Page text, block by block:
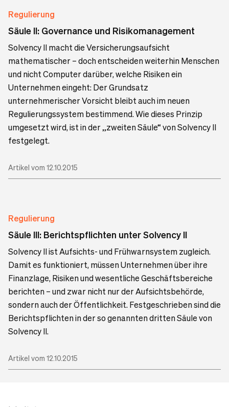
Regulierung
Säule II: Governance und Risikomanagement
Solvency II macht die Versicherungsaufsicht
mathematischer – doch entscheiden weiterhin Menschen
und nicht Computer darüber, welche Risiken ein
Unternehmen eingeht: Der Grundsatz
unternehmerischer Vorsicht bleibt auch im neuen
Regulierungssystem bestimmend. Wie dieses Prinzip
umgesetzt wird, ist in der „zweiten Säule“ von Solvency II
festgelegt.
Artikel vom 12.10.2015
Regulierung
Säule III: Berichtspflichten unter Solvency II
Solvency II ist Aufsichts- und Frühwarnsystem zugleich.
Damit es funktioniert, müssen Unternehmen über ihre
Finanzlage, Risiken und wesentliche Geschäftsbereiche
berichten – und zwar nicht nur der Aufsichtsbehörde,
sondern auch der Öffentlichkeit. Festgeschrieben sind die
Berichtspflichten in der so genannten dritten Säule von
Solvency II.
Artikel vom 12.10.2015